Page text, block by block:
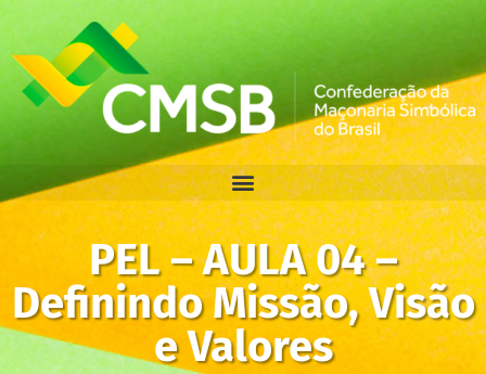
PEL – AULA 04 –
Definindo Missão, Visão
e Valores